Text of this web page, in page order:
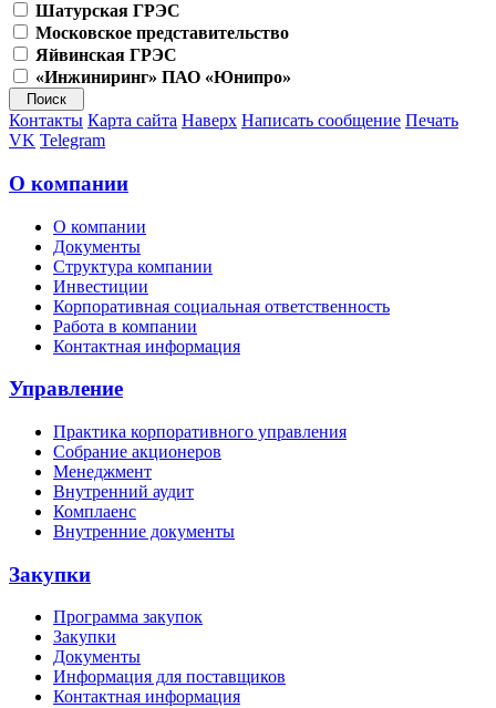
Шатурская ГРЭС
Московское представительство
Яйвинская ГРЭС
«Инжиниринг» ПАО «Юнипро»
Контакты Карта сайта Наверх Написать сообщение Печать
VK Telegram
О компании
О компании
Документы
Структура компании
Инвестиции
Корпоративная социальная ответственность
Работа в компании
Контактная информация
Управление
Практика корпоративного управления
Собрание акционеров
Менеджмент
Внутренний аудит
Комплаенс
Внутренние документы
Закупки
Программа закупок
Закупки
Документы
Информация для поставщиков
Контактная информация